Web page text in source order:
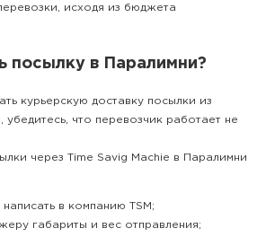
исходя из бюджета
посылку в Паралимни?
курьерскую доставку посылки из
убедитесь, что перевозчик работает не
через Time Savig Machie в Паралимни
написать в компанию TSM;
габариты и вес отправления;